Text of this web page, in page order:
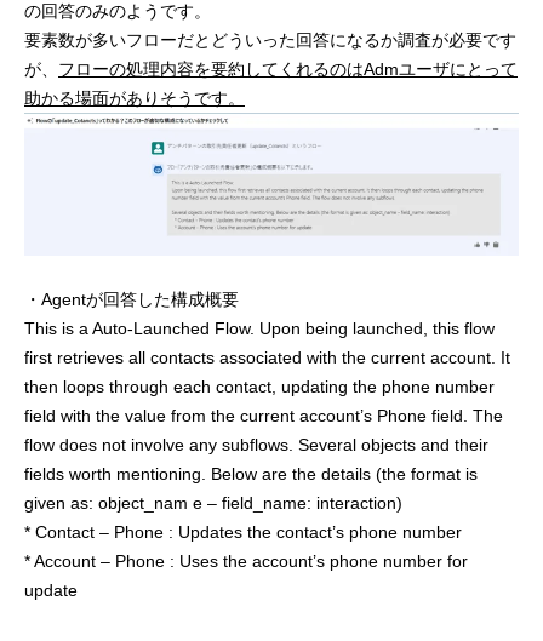
の回答のみのようです。
要素数が多いフローだとどういった回答になるか調査が必要です
が、 フローの処理内容を要約してくれるのはAdmユーザにとって
助かる場面がありそうです。
・Agentが回答した構成概要
This is a Auto-Launched Flow. Upon being launched, this flow
first retrieves all contacts associated with the current account. It
then loops through each contact, updating the phone number
field with the value from the current account’s Phone field. The
flow does not involve any subflows. Several objects and their
fields worth mentioning. Below are the details (the format is
given as: object_nam e – field_name: interaction)
* Contact – Phone : Updates the contact’s phone number
* Account – Phone : Uses the account’s phone number for
update